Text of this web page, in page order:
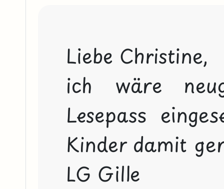
Liebe Christine,
ich wäre
Lesepass
Kinder damit
LG Gille